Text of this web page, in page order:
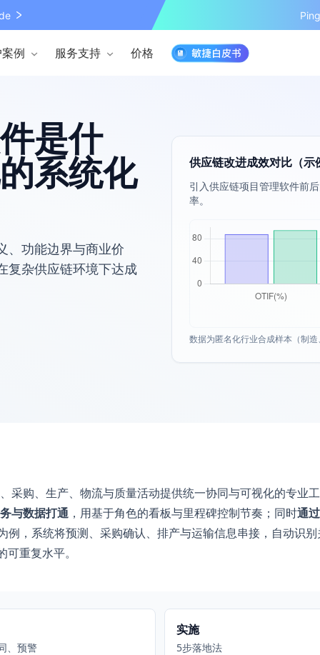
例 服务支持 价格
是什
系统化
、功能边界与商业价
复杂供应链环境下达成
供应链改进成效对比（示
引入供应链项目管理软件前
率。
数据为匿名化行业合成样本（制
采购、生产、物流与质量活动提供统一协同与可视化的专业
与数据打通 ，用基于角色的看板与里程碑控制节奏；同时通
例，系统将预测、采购确认、排产与运输信息串接，自动识
重复水平。
、预警
实施
5步落地法